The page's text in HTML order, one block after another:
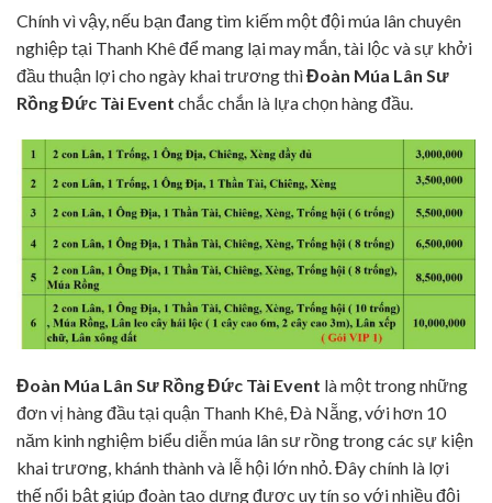
Chính vì vậy, nếu bạn đang tìm kiếm một đội múa lân chuyên
nghiệp tại Thanh Khê để mang lại may mắn, tài lộc và sự khởi
đầu thuận lợi cho ngày khai trương thìĐoàn Múa Lân Sư
RồngĐức Tài Event chắc chắn là lựa chọn hàng đầu.
Đoàn Múa Lân Sư Rồng Đức Tài Event là một trong những
đơn vị hàng đầu tại quận Thanh Khê, Đà Nẵng, với hơn 10
năm kinh nghiệm biểu diễn múa lân sư rồng trong các sự kiện
khai trương, khánh thành và lễ hội lớn nhỏ. Đây chính là lợi
thế nổi bật giúp đoàn tạo dựng được uy tín so với nhiều đội